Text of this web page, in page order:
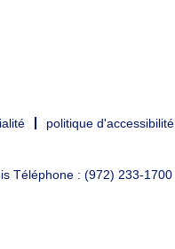
politique d'accessibilité
Téléphone : (972) 233-1700